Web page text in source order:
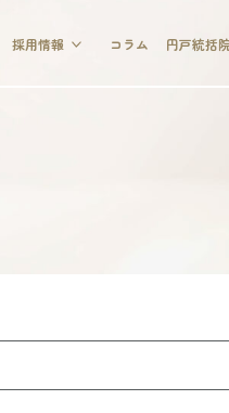
採用情報 コラム 円戸統括